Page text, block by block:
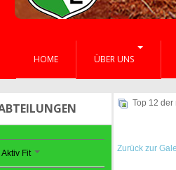
HOME ÜBER UNS
Top 12
Zurück zur
Aktiv Fit